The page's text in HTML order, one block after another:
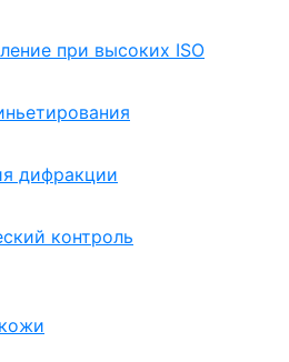
при высоких ISO
дифракции
контроль